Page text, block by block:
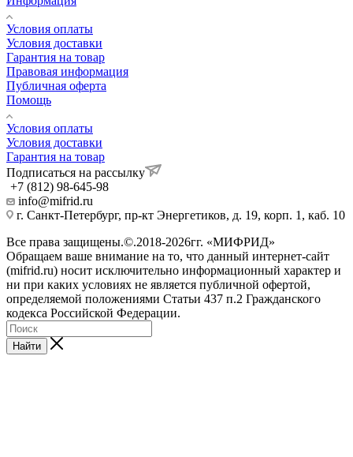
Условия оплаты
Условия доставки
Гарантия на товар
Правовая информация
Публичная оферта
Помощь
Условия оплаты
Условия доставки
Гарантия на товар
Подписаться на рассылку
+7 (812) 98-645-98
info@mifrid.ru
г. Санкт-Петербург, пр-кт Энергетиков, д. 19, корп. 1, каб. 10
Все права защищены.©.2018-2026гг. «МИФРИД»
Обращаем ваше внимание на то, что данный интернет-сайт
(mifrid.ru) носит исключительно информационный характер и
ни при каких условиях не является публичной офертой,
определяемой положениями Статьи 437 п.2 Гражданского
кодекса Российской Федерации.
Найти